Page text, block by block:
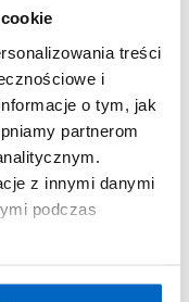
treści
i
o tym, jak
partnerom
z innymi danymi
podczas
w kontakcie
ds.
Matki i